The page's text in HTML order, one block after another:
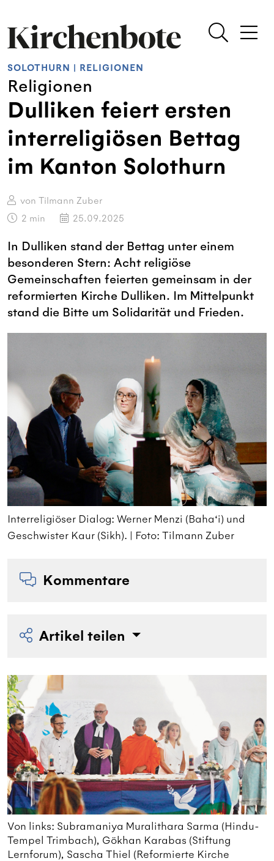
SOLOTHURN RELIGIONEN
Religionen
Dulliken feiert ersten
interreligiösen Bettag
im Kanton Solothurn
von Tilmann Zuber
2 min 25.09.2025
In Dulliken stand der Bettag unter einem
besonderen Stern: Acht religiöse
Gemeinschaften feierten gemeinsam in der
reformierten Kirche Dulliken. Im Mittelpunkt
stand die Bitte um Solidarität und Frieden.
Interreligiöser Dialog: Werner Menzi (Baha‘i) und
Geschwister Kaur (Sikh). | Foto: Tilmann Zuber
Kommentare
Artikel teilen
Von links: Subramaniya Muralithara Sarma (Hindu-
Tempel Trimbach), Gökhan Karabas (Stiftung
Lernforum), Sascha Thiel (Reformierte Kirche